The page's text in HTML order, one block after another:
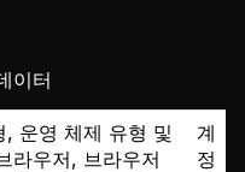
이터
운영 체제 유형 및
라우저, 브라우저
계
정